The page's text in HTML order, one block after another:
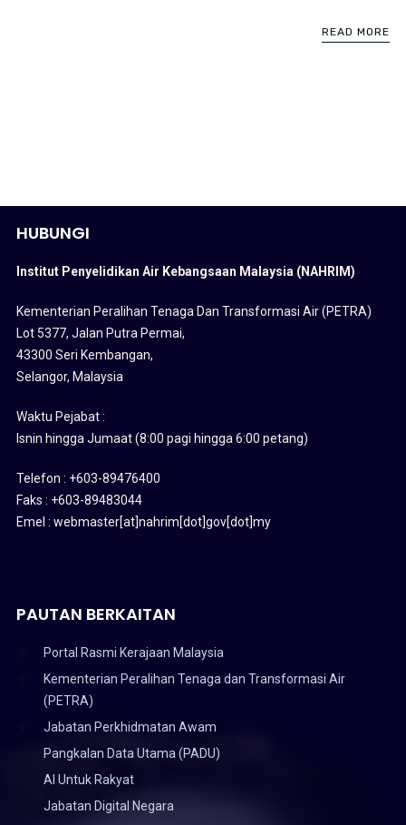
READ MORE
HUBUNGI
Institut Penyelidikan Air Kebangsaan Malaysia (NAHRIM)
Kementerian Peralihan Tenaga Dan Transformasi Air (PETRA)
Lot 5377, Jalan Putra Permai,
43300 Seri Kembangan,
Selangor, Malaysia
Waktu Pejabat :
Isnin hingga Jumaat (8:00 pagi hingga 6:00 petang)
Telefon : +603-89476400
Faks : +603-89483044
Emel : webmaster[at]nahrim[dot]gov[dot]my
PAUTAN BERKAITAN
Portal Rasmi Kerajaan Malaysia
Kementerian Peralihan Tenaga dan Transformasi Air
(PETRA)
Jabatan Perkhidmatan Awam
Pangkalan Data Utama (PADU)
AI Untuk Rakyat
Jabatan Digital Negara